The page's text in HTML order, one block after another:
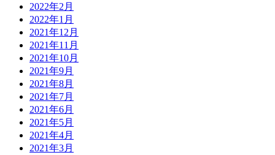
2022年2月
2022年1月
2021年12月
2021年11月
2021年10月
2021年9月
2021年8月
2021年7月
2021年6月
2021年5月
2021年4月
2021年3月